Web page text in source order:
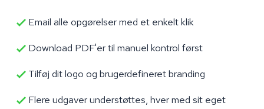
Email alle opgørelser med et enkelt klik
Download PDF'er til manuel kontrol først
Tilføj dit logo og brugerdefineret branding
Flere udgaver understøttes, hver med sit eget